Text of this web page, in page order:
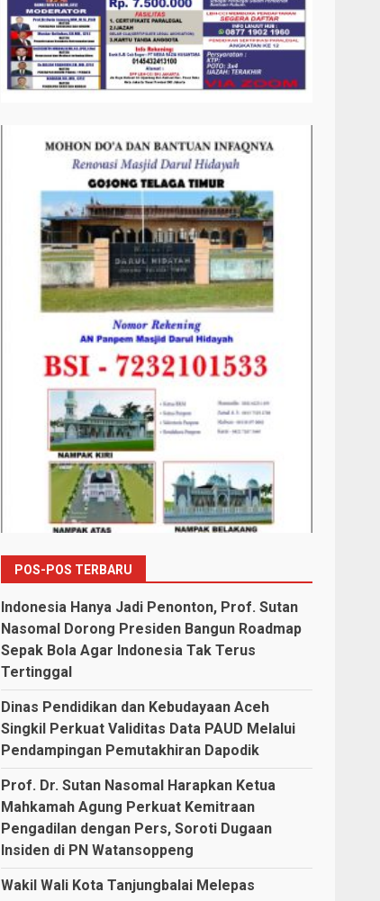
POS-POS TERBARU
Indonesia Hanya Jadi Penonton, Prof. Sutan
Nasomal Dorong Presiden Bangun Roadmap
Sepak Bola Agar Indonesia Tak Terus
Tertinggal
Dinas Pendidikan dan Kebudayaan Aceh
Singkil Perkuat Validitas Data PAUD Melalui
Pendampingan Pemutakhiran Dapodik
Prof. Dr. Sutan Nasomal Harapkan Ketua
Mahkamah Agung Perkuat Kemitraan
Pengadilan dengan Pers, Soroti Dugaan
Insiden di PN Watansoppeng
Wakil Wali Kota Tanjungbalai Melepas